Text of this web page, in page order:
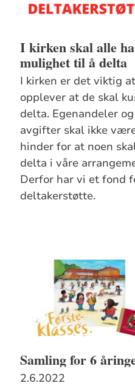
I kirken skal alle ha
mulighet til å delta
I kirken er det viktig
opplever at de skal
delta. Egenandeler og
avgifter skal ikke
hinder for at noen
delta i våre
Derfor har vi et fond
deltakerstøtte.
Samling for 6
2.6.2022